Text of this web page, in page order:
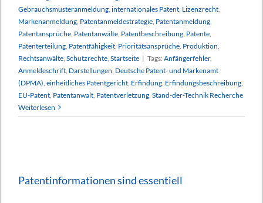
Gebrauchsmusteranmeldung internationales Patent Lizenzrecht
Markenanmeldung Patentanmeldestrategie Patentanmeldung
Patentansprüche Patentanwälte Patentbeschreibung Patente
Patenterteilung Patentfähigkeit Prioritätsansprüche Produktion
Rechtsanwälte Schutzrechte Startseite | Tags: Anfängerfehler,
Anmeldeschrift Darstellungen Deutsche Patent- und Markenamt
(DPMA) einheitliches Patentgericht Erfindung Erfindungsbeschreibung
EU-Patent Patentanwalt Patentverletzung Stand-der-Technik Recherche
Weiterlesen
Patentinformationen sind essentiell